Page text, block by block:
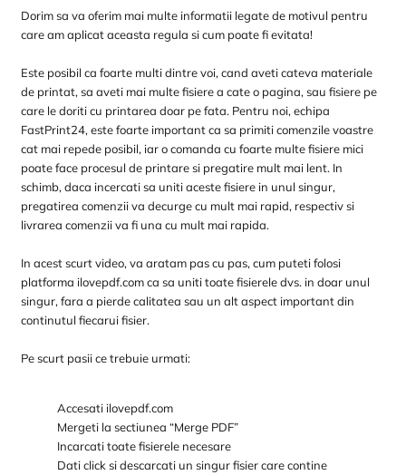
Dorim sa va oferim mai multe informatii legate de motivul pentru
care am aplicat aceasta regula si cum poate fi evitata!
Este posibil ca foarte multi dintre voi, cand aveti cateva materiale
de printat, sa aveti mai multe fisiere a cate o pagina, sau fisiere pe
care le doriti cu printarea doar pe fata. Pentru noi, echipa
FastPrint24, este foarte important ca sa primiti comenzile voastre
cat mai repede posibil, iar o comanda cu foarte multe fisiere mici
poate face procesul de printare si pregatire mult mai lent. In
schimb, daca incercati sa uniti aceste fisiere in unul singur,
pregatirea comenzii va decurge cu mult mai rapid, respectiv si
livrarea comenzii va fi una cu mult mai rapida.
In acest scurt video, va aratam pas cu pas, cum puteti folosi
platforma ilovepdf.com ca sa uniti toate fisierele dvs. in doar unul
singur, fara a pierde calitatea sau un alt aspect important din
continutul fiecarui fisier.
Pe scurt pasii ce trebuie urmati:
Accesati ilovepdf.com
Mergeti la sectiunea “Merge PDF”
Incarcati toate fisierele necesare
Dati click si descarcati un singur fisier care contine